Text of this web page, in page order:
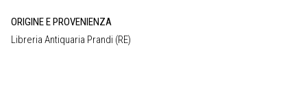
ORIGINE E PROVENIENZA
Libreria Antiquaria Prandi (RE)